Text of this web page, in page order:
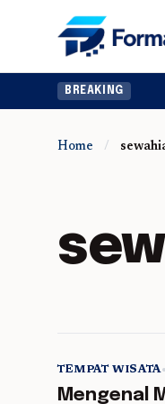
BREAKING
Home /
TEMPAT WISATA
Mengenal